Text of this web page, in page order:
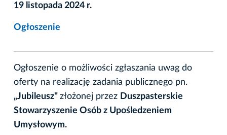
19 listopada 2024 r.
Ogłoszenie
Ogłoszenie o możliwości zgłaszania uwag do
oferty na realizację zadania publicznego pn.
„Jubileusz" złożonej przez Duszpasterskie
Stowarzyszenie Osób z Upośledzeniem
Umysłowym.